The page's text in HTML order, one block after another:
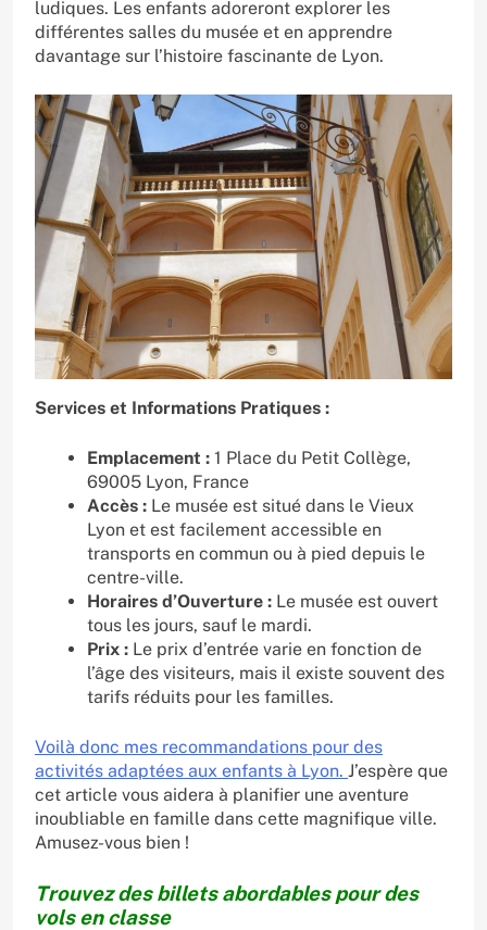
ludiques. Les enfants adoreront explorer les
différentes salles du musée et en apprendre
davantage sur l’histoire fascinante de Lyon.
Services et Informations Pratiques :
Emplacement : 1 Place du Petit Collège,
69005 Lyon, France
Accès : Le musée est situé dans le Vieux
Lyon et est facilement accessible en
transports en commun ou à pied depuis le
centre-ville.
Horaires d’Ouverture : Le musée est ouvert
tous les jours, sauf le mardi.
Prix : Le prix d’entrée varie en fonction de
l’âge des visiteurs, mais il existe souvent des
tarifs réduits pour les familles.
Voilà donc mes recommandations pour des
activités adaptées aux enfants à Lyon. J’espère que
cet article vous aidera à planifier une aventure
inoubliable en famille dans cette magnifique ville.
Amusez-vous bien !
Trouvez des billets abordables pour des
vols en classe